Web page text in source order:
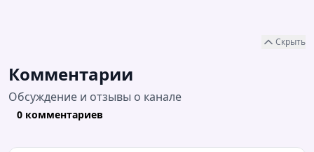
Скрыть
Комментарии
Обсуждение и отзывы о канале
0 комментариев